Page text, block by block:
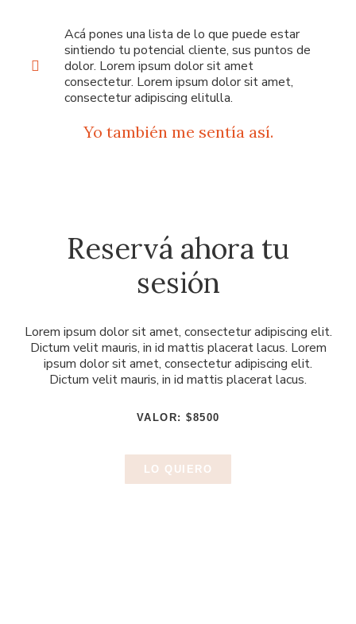
Acá pones una lista de lo que puede estar
sintiendo tu potencial cliente, sus puntos de
dolor. Lorem ipsum dolor sit amet
consectetur. Lorem ipsum dolor sit amet,
consectetur adipiscing elitulla.
Yo también me sentía así.
Reservá ahora tu
sesión
Lorem ipsum dolor sit amet, consectetur adipiscing elit.
Dictum velit mauris, in id mattis placerat lacus. Lorem
ipsum dolor sit amet, consectetur adipiscing elit.
Dictum velit mauris, in id mattis placerat lacus.
VALOR: $8500
LO QUIERO